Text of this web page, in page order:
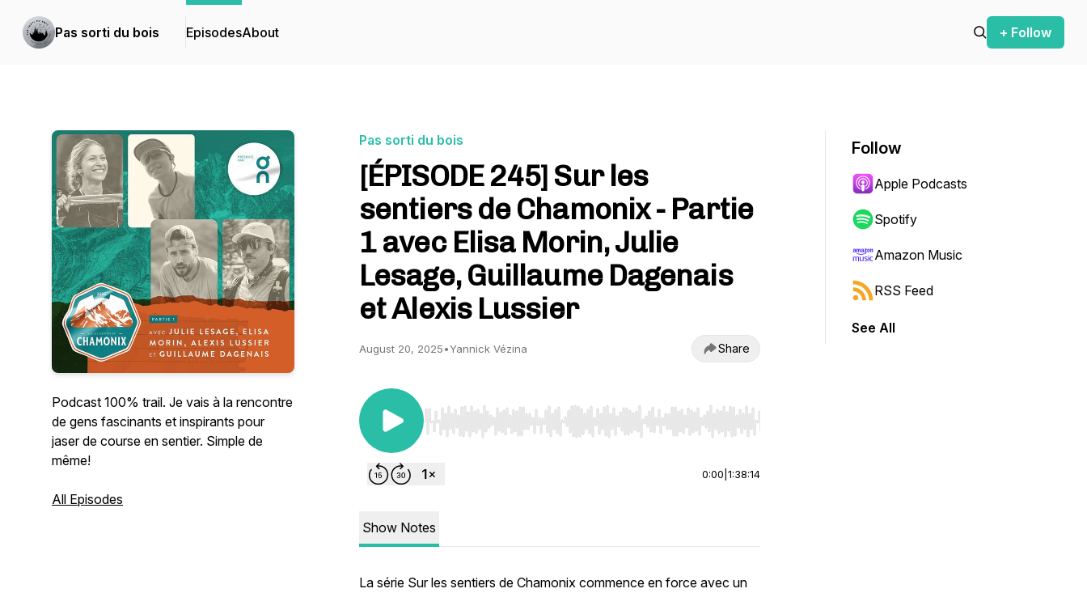
Pas sorti du bois EpisodesAbout + Follow
Podcast 100% trail. Je vais à la rencontre
de gens fascinants et inspirants pour
jaser de course en sentier. Simple de
même!
All Episodes
Pas sorti du bois
[ÉPISODE 245] Sur les
sentiers de Chamonix - Partie
1 avec Elisa Morin, Julie
Lesage, Guillaume Dagenais
et Alexis Lussier
August 20, 2025•Yannick Vézina Share
Use Left/Right to seek, Home/End to jump to start or end. Hold shift to jump forward or backward.
0:00 1:38:14
Show Notes
La série Sur les sentiers de Chamonix commence en force avec un
Follow
Apple Podcasts
Spotify
Amazon Music
RSS Feed
See All